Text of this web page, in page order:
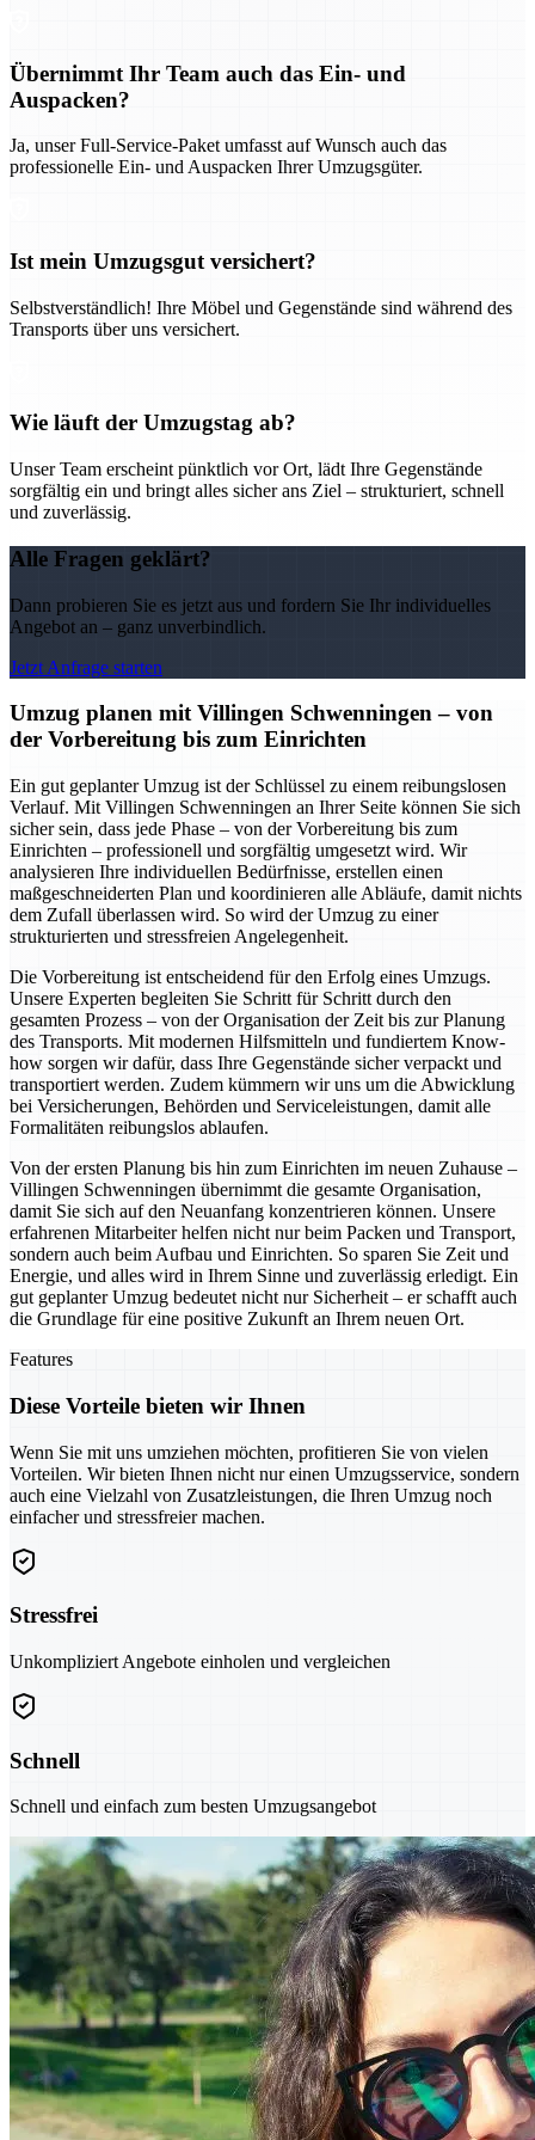
Übernimmt Ihr Team auch das Ein- und
Auspacken?
Ja, unser Full-Service-Paket umfasst auf Wunsch auch das
professionelle Ein- und Auspacken Ihrer Umzugsgüter.
Ist mein Umzugsgut versichert?
Selbstverständlich! Ihre Möbel und Gegenstände sind während des
Transports über uns versichert.
Wie läuft der Umzugstag ab?
Unser Team erscheint pünktlich vor Ort, lädt Ihre Gegenstände
sorgfältig ein und bringt alles sicher ans Ziel – strukturiert, schnell
und zuverlässig.
Alle Fragen geklärt?
Dann probieren Sie es jetzt aus und fordern Sie Ihr individuelles
Angebot an – ganz unverbindlich.
Jetzt Anfrage starten
Umzug planen mit Villingen Schwenningen – von
der Vorbereitung bis zum Einrichten
Ein gut geplanter Umzug ist der Schlüssel zu einem reibungslosen
Verlauf. Mit Villingen Schwenningen an Ihrer Seite können Sie sich
sicher sein, dass jede Phase – von der Vorbereitung bis zum
Einrichten – professionell und sorgfältig umgesetzt wird. Wir
analysieren Ihre individuellen Bedürfnisse, erstellen einen
maßgeschneiderten Plan und koordinieren alle Abläufe, damit nichts
dem Zufall überlassen wird. So wird der Umzug zu einer
strukturierten und stressfreien Angelegenheit.
Die Vorbereitung ist entscheidend für den Erfolg eines Umzugs.
Unsere Experten begleiten Sie Schritt für Schritt durch den
gesamten Prozess – von der Organisation der Zeit bis zur Planung
des Transports. Mit modernen Hilfsmitteln und fundiertem Know-
how sorgen wir dafür, dass Ihre Gegenstände sicher verpackt und
transportiert werden. Zudem kümmern wir uns um die Abwicklung
bei Versicherungen, Behörden und Serviceleistungen, damit alle
Formalitäten reibungslos ablaufen.
Von der ersten Planung bis hin zum Einrichten im neuen Zuhause –
Villingen Schwenningen übernimmt die gesamte Organisation,
damit Sie sich auf den Neuanfang konzentrieren können. Unsere
erfahrenen Mitarbeiter helfen nicht nur beim Packen und Transport,
sondern auch beim Aufbau und Einrichten. So sparen Sie Zeit und
Energie, und alles wird in Ihrem Sinne und zuverlässig erledigt. Ein
gut geplanter Umzug bedeutet nicht nur Sicherheit – er schafft auch
die Grundlage für eine positive Zukunft an Ihrem neuen Ort.
Features
Diese Vorteile bieten wir Ihnen
Wenn Sie mit uns umziehen möchten, profitieren Sie von vielen
Vorteilen. Wir bieten Ihnen nicht nur einen Umzugsservice, sondern
auch eine Vielzahl von Zusatzleistungen, die Ihren Umzug noch
einfacher und stressfreier machen.
Stressfrei
Unkompliziert Angebote einholen und vergleichen
Schnell
Schnell und einfach zum besten Umzugsangebot